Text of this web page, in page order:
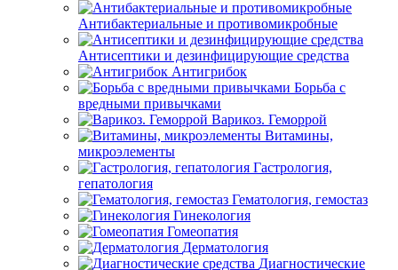
Антибактериальные и противомикробные
Антисептики и дезинфицирующие средства
Антигрибок
Борьба с
вредными привычками
Варикоз. Геморрой
Витамины,
микроэлементы
Гастрология,
гепатология
Гематология, гемостаз
Гинекология
Гомеопатия
Дерматология
Диагностические